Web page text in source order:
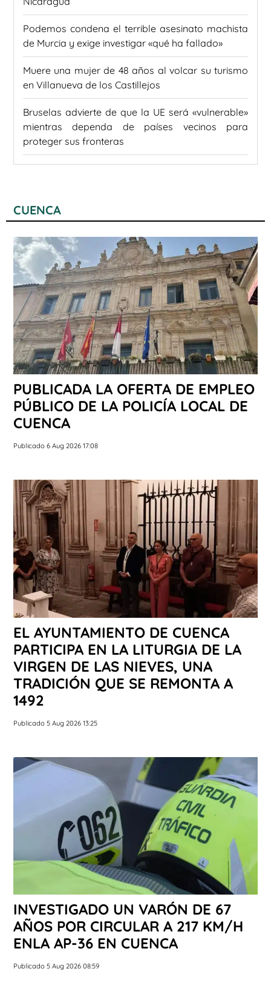
Podemos condena el terrible asesinato machista
de Murcia y exige investigar «qué ha fallado»
Muere una mujer de 48 años al volcar su turismo
en Villanueva de los Castillejos
Bruselas advierte de que la UE será «vulnerable»
mientras dependa de países vecinos para
proteger sus fronteras
CUENCA
PUBLICADA LA OFERTA DE EMPLEO
PÚBLICO DE LA POLICÍA LOCAL DE
CUENCA
Publicado 6 Aug 2026 17:08
EL AYUNTAMIENTO DE CUENCA
PARTICIPA EN LA LITURGIA DE LA
VIRGEN DE LAS NIEVES, UNA
TRADICIÓN QUE SE REMONTA A
1492
Publicado 5 Aug 2026 13:25
INVESTIGADO UN VARÓN DE 67
AÑOS POR CIRCULAR A 217 KM/H
ENLA AP-36 EN CUENCA
Publicado 5 Aug 2026 08:59